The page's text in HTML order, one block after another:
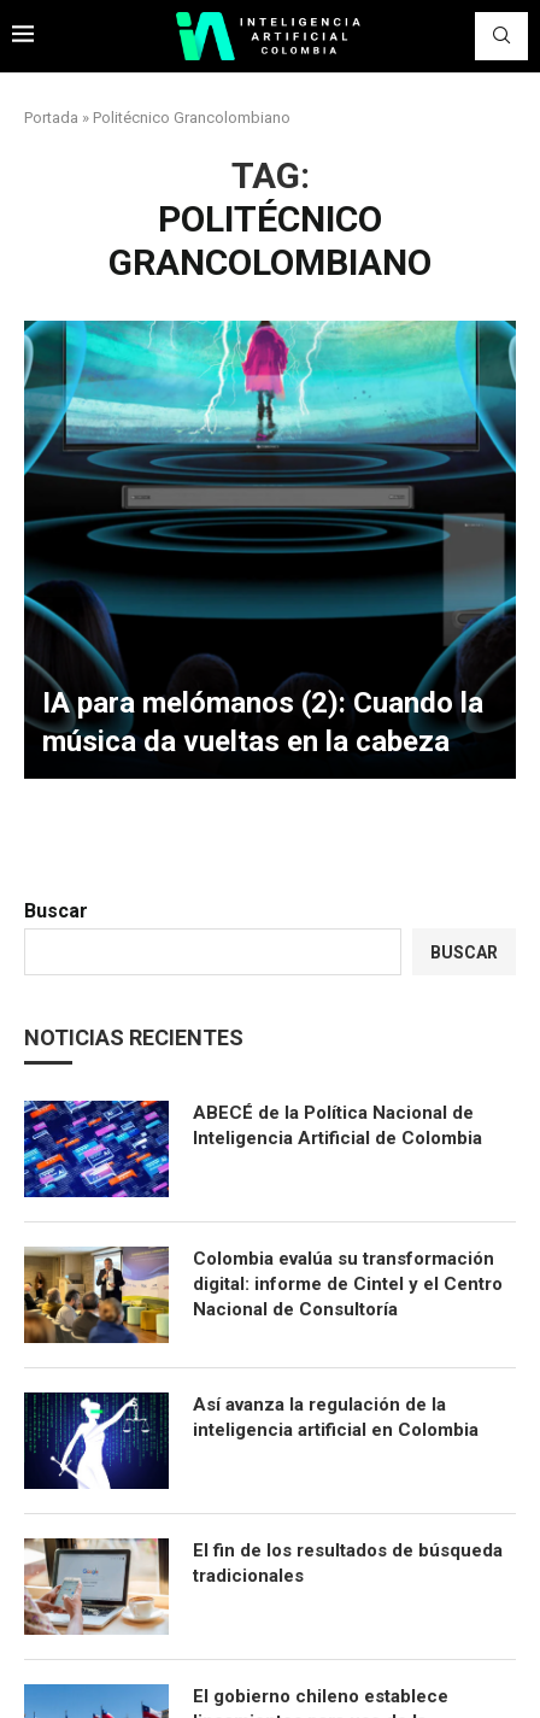
Portada » Politécnico Grancolombiano
TAG:
POLITÉCNICO
GRANCOLOMBIANO
IA para melómanos (2): Cuando la
música da vueltas en la cabeza
Buscar
BUSCAR
NOTICIAS RECIENTES
ABECÉ de la Política Nacional de
Inteligencia Artificial de Colombia
Colombia evalúa su transformación
digital: informe de Cintel y el Centro
Nacional de Consultoría
Así avanza la regulación de la
inteligencia artificial en Colombia
El fin de los resultados de búsqueda
tradicionales
El gobierno chileno establece